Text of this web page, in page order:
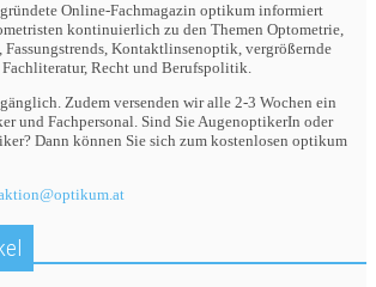
Online-Fachmagazin optikum informiert
kontinuierlich zu den Themen Optometrie,
Kontaktlinsenoptik, vergrößernde
Recht und Berufspolitik.
Zudem versenden wir alle 2-3 Wochen ein
und Fachpersonal. Sind Sie AugenoptikerIn oder
Dann können Sie sich zum kostenlosen optikum